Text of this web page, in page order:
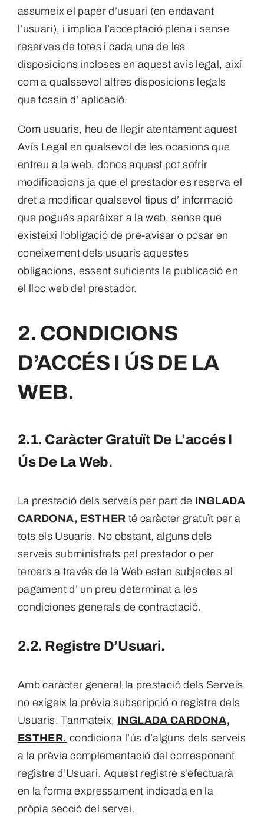
assumeix el paper d’usuari (en endavant
l’usuari), i implica l’acceptació plena i sense
reserves de totes i cada una de les
disposicions incloses en aquest avís legal, així
com a qualssevol altres disposicions legals
que fossin d’ aplicació.
Com usuaris, heu de llegir atentament aquest
Avís Legal en qualsevol de les ocasions que
entreu a la web, doncs aquest pot sofrir
modificacions ja que el prestador es reserva el
dret a modificar qualsevol tipus d’ informació
que pogués aparèixer a la web, sense que
existeixi l’obligació de pre-avisar o posar en
coneixement dels usuaris aquestes
obligacions, essent suficients la publicació en
el lloc web del prestador.
2. CONDICIONS
D’ACCÉS I ÚS DE LA
WEB.
2.1. Caràcter Gratuït De L’accés I
Ús De La Web.
La prestació dels serveis per part de INGLADA
CARDONA, ESTHER té caràcter gratuït per a
tots els Usuaris. No obstant, alguns dels
serveis subministrats pel prestador o per
tercers a través de la Web estan subjectes al
pagament d’ un preu determinat a les
condiciones generals de contractació.
2.2. Registre D’Usuari.
Amb caràcter general la prestació dels Serveis
no exigeix la prèvia subscripció o registre dels
Usuaris. Tanmateix, INGLADA CARDONA,
ESTHER. condiciona l’ús d’alguns dels serveis
a la prèvia complementació del corresponent
registre d’Usuari. Aquest registre s’efectuarà
en la forma expressament indicada en la
pròpia secció del servei.